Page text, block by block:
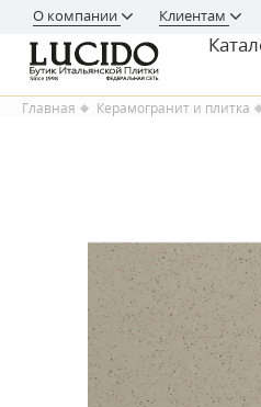
О компании Клиентам
Главная Керамогранит и плитка